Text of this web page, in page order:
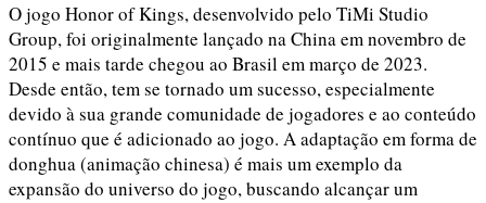
O jogo Honor of Kings, desenvolvido pelo TiMi Studio
Group, foi originalmente lançado na China em novembro de
2015 e mais tarde chegou ao Brasil em março de 2023.
Desde então, tem se tornado um sucesso, especialmente
devido à sua grande comunidade de jogadores e ao conteúdo
contínuo que é adicionado ao jogo. A adaptação em forma de
donghua (animação chinesa) é mais um exemplo da
expansão do universo do jogo, buscando alcançar um